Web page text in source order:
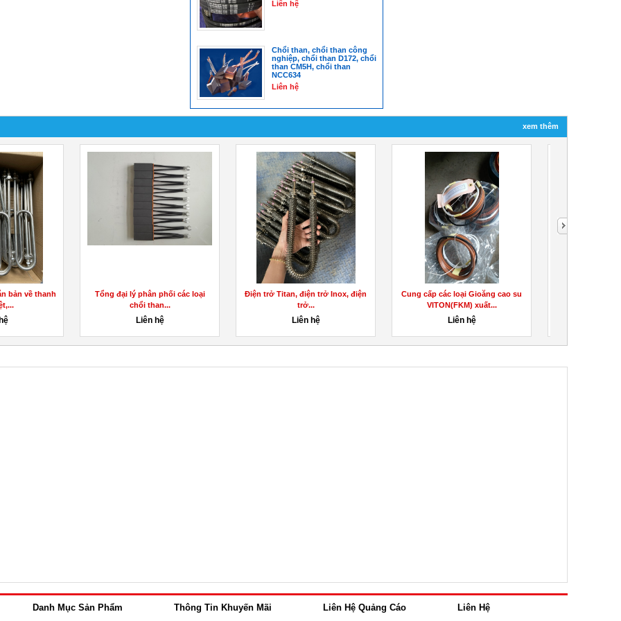
Liên hệ
Chổi than, chổi than công
nghiệp, chổi than D172, chổi
than CM5H, chổi than
NCC634
Liên hệ
xem thêm
cao su
xuất...
CHỔI THAN CÔNG NGHIỆP DÙNG
CHO CÁC NHÀ MÁY XI MĂNG
Liên hệ
Xe lọc dầu thải công nghiệp, Xe
lọc dầu di...
10,000đ
Cung cấp các loại Van MOOG
(D633 ,D634, D636, D637,...
Liên hệ
Danh Mục Sản Phẩm Thông Tin Khuyến Mãi Liên Hệ Quảng Cáo Liên Hệ